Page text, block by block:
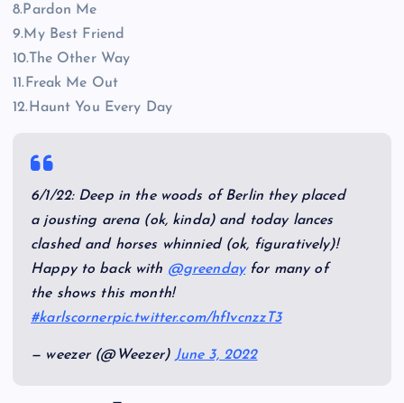
8.Pardon Me
9.My Best Friend
10.The Other Way
11.Freak Me Out
12.Haunt You Every Day
6/1/22: Deep in the woods of Berlin they placed
a jousting arena (ok, kinda) and today lances
clashed and horses whinnied (ok, figuratively)!
Happy to back with @greendayfor many of
the shows this month!
#karlscornerpic.twitter.com/hf1vcnzzT3
— weezer (@Weezer) June 3, 2022